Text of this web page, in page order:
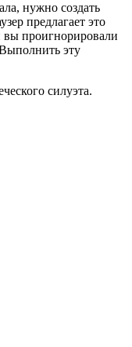
нужно создать
предлагает это
вы проигнорировали
эту
силуэта.